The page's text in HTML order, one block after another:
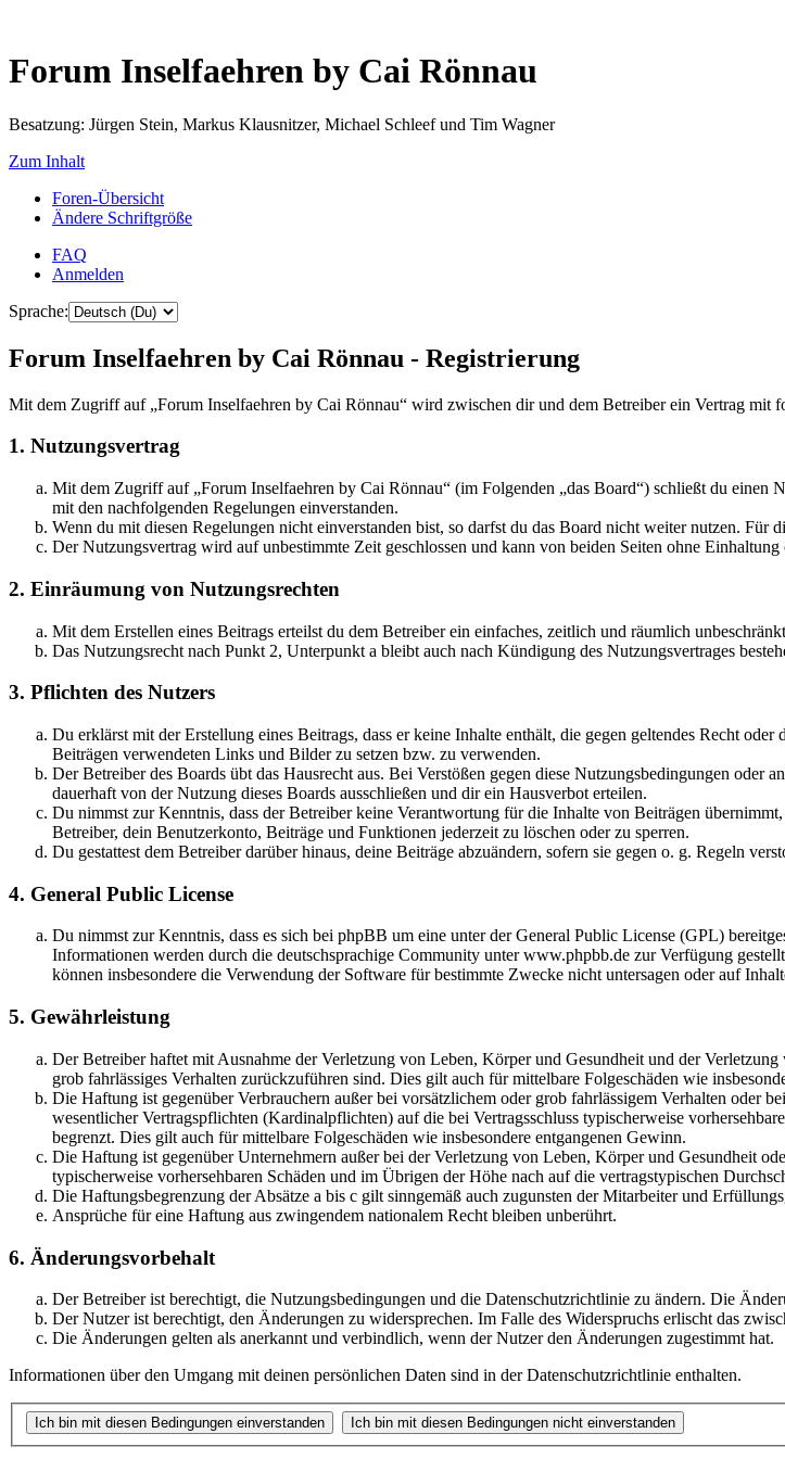
Forum Inselfaehren by Cai Rönnau
Besatzung: Jürgen Stein, Markus Klausnitzer, Michael Schleef und Tim Wagner
Zum Inhalt
Foren-Übersicht
Ändere Schriftgröße
FAQ
Anmelden
Sprache:
Forum Inselfaehren by Cai Rönnau - Registrierung
Mit dem Zugriff auf „Forum Inselfaehren by Cai Rönnau“ wird zwischen dir und dem Betreiber ein Vertrag mit
1. Nutzungsvertrag
Mit dem Zugriff auf „Forum Inselfaehren by Cai Rönnau“ (im Folgenden „das Board“) schließt du einen
mit den nachfolgenden Regelungen einverstanden.
Wenn du mit diesen Regelungen nicht einverstanden bist, so darfst du das Board nicht weiter nutzen.
Der Nutzungsvertrag wird auf unbestimmte Zeit geschlossen und kann von beiden Seiten ohne
2. Einräumung von Nutzungsrechten
Mit dem Erstellen eines Beitrags erteilst du dem Betreiber ein einfaches, zeitlich und räumlich
Das Nutzungsrecht nach Punkt 2, Unterpunkt a bleibt auch nach Kündigung des Nutzungsvertrages
3. Pflichten des Nutzers
Du erklärst mit der Erstellung eines Beitrags, dass er keine Inhalte enthält, die gegen geltendes Recht
Beiträgen verwendeten Links und Bilder zu setzen bzw. zu verwenden.
Der Betreiber des Boards übt das Hausrecht aus. Bei Verstößen gegen diese Nutzungsbedingungen
dauerhaft von der Nutzung dieses Boards ausschließen und dir ein Hausverbot erteilen.
Du nimmst zur Kenntnis, dass der Betreiber keine Verantwortung für die Inhalte von Beiträgen
Betreiber, dein Benutzerkonto, Beiträge und Funktionen jederzeit zu löschen oder zu sperren.
Du gestattest dem Betreiber darüber hinaus, deine Beiträge abzuändern, sofern sie gegen o. g. Regeln
4. General Public License
Du nimmst zur Kenntnis, dass es sich bei phpBB um eine unter der General Public License (GPL)
Informationen werden durch die deutschsprachige Community unter www.phpbb.de zur Verfügung
können insbesondere die Verwendung der Software für bestimmte Zwecke nicht untersagen oder auf
5. Gewährleistung
Der Betreiber haftet mit Ausnahme der Verletzung von Leben, Körper und Gesundheit und der
grob fahrlässiges Verhalten zurückzuführen sind. Dies gilt auch für mittelbare Folgeschäden wie
Die Haftung ist gegenüber Verbrauchern außer bei vorsätzlichem oder grob fahrlässigem Verhalten oder
wesentlicher Vertragspflichten (Kardinalpflichten) auf die bei Vertragsschluss typischerweise
begrenzt. Dies gilt auch für mittelbare Folgeschäden wie insbesondere entgangenen Gewinn.
Die Haftung ist gegenüber Unternehmern außer bei der Verletzung von Leben, Körper und Gesundheit
typischerweise vorhersehbaren Schäden und im Übrigen der Höhe nach auf die vertragstypischen
Die Haftungsbegrenzung der Absätze a bis c gilt sinngemäß auch zugunsten der Mitarbeiter und
Ansprüche für eine Haftung aus zwingendem nationalem Recht bleiben unberührt.
6. Änderungsvorbehalt
Der Betreiber ist berechtigt, die Nutzungsbedingungen und die Datenschutzrichtlinie zu ändern. Die
Der Nutzer ist berechtigt, den Änderungen zu widersprechen. Im Falle des Widerspruchs erlischt das
Die Änderungen gelten als anerkannt und verbindlich, wenn der Nutzer den Änderungen zugestimmt hat.
Informationen über den Umgang mit deinen persönlichen Daten sind in der Datenschutzrichtlinie enthalten.